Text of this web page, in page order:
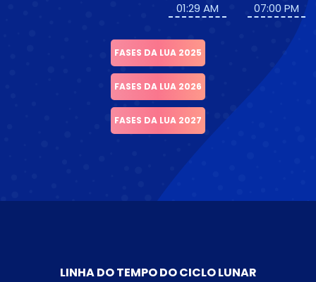
01:29 AM
07:00 PM
FASES DA LUA 2025
FASES DA LUA 2026
FASES DA LUA 2027
LINHA DO TEMPO DO CICLO LUNAR